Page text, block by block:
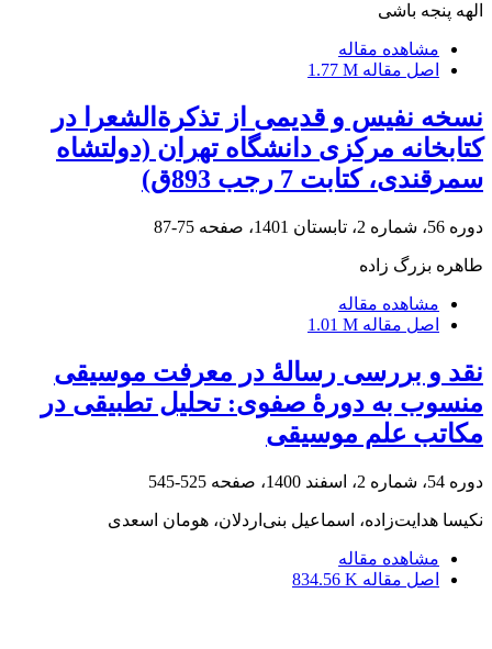
الهه پنجه باشی
مشاهده مقاله
اصل مقاله 1.77 M
نسخه نفیس و قدیمی از تذکرةالشعرا در
کتابخانه مرکزی دانشگاه تهران (دولتشاه
سمرقندی، کتابت 7 رجب 893ق)
دوره 56، شماره 2، تابستان 1401، صفحه 75-87
طاهره بزرگ زاده
مشاهده مقاله
اصل مقاله 1.01 M
نقد و بررسی رسالۀ در معرفت موسیقی
منسوب به دورۀ صفوی: تحلیل تطبیقی در
مکاتب علم موسیقی
دوره 54، شماره 2، اسفند 1400، صفحه 525-545
نکیسا هدایت‌زاده، اسماعیل بنی‌اردلان، هومان اسعدی
مشاهده مقاله
اصل مقاله 834.56 K